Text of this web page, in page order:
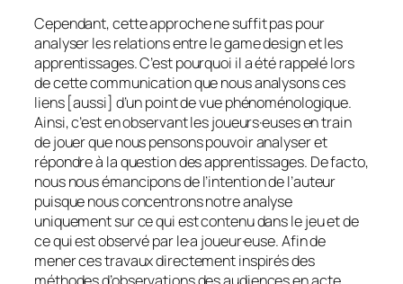
Cependant, cette approche ne suffit pas pour
analyser les relations entre legame designet les
apprentissages. C’est pourquoi il a été rappelé lors
de cette communication que nous analysons ces
liens [aussi] d’un point de vue phénoménologique.
Ainsi, c’est en observant les joueurs·euses en train
de jouer que nous pensons pouvoir analyser et
répondre à la question des apprentissages. De facto,
nous nous émancipons de l’intention de l’auteur
puisque nous concentrons notre analyse
uniquement sur ce qui est contenu dans le jeu et de
ce qui est observé par le·a joueur·euse. Afin de
mener ces travaux directement inspirés des